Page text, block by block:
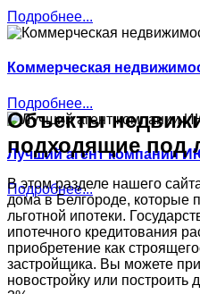
Подробнее...
Коммерческая
Подробнее...
Лучший агент компании
Подробнее...
Объекты
подходящие под
В этом разделе нашего
дома в Белгороде, которые
льготной ипотеки.
ипотечного кредитования
приобретение как
застройщика. Вы можете
новостройку или построить